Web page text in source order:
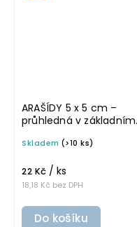
ARAŠÍDY 5 x 5 cm –
průhledná v základním
samolepka na
Skladem (>10 ks)
18,18 Kč bez DPH
22 Kč / ks
Do košíku